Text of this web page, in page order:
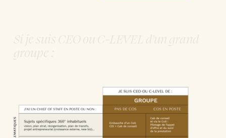
Si je suis CEO ou C-LEVEL d’un grand
groupe :